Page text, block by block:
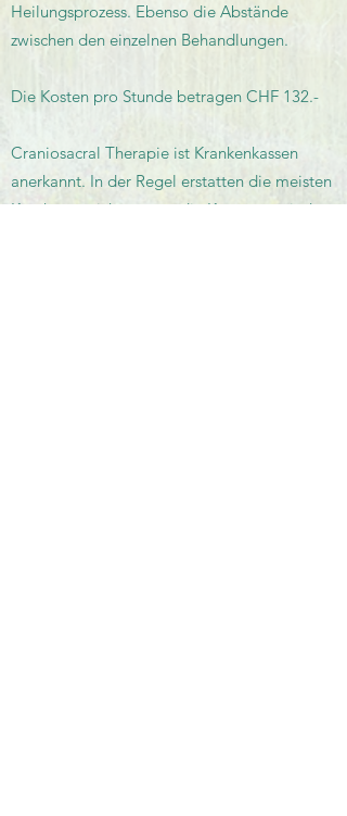
Heilungsprozess. Ebenso die Abstände
zwischen den einzelnen Behandlungen.
Die Kosten pro Stunde betragen CHF 132.-
Craniosacral Therapie ist Krankenkassen
anerkannt. In der Regel erstatten die meisten
Krankenversicherungen die Kosten zumindest